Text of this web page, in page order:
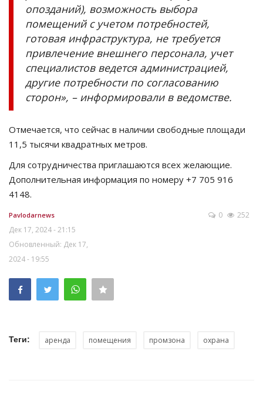
опозданий), возможность выбора
помещений с учетом потребностей,
готовая инфраструктура, не требуется
привлечение внешнего персонала, учет
специалистов ведется администрацией,
другие потребности по согласованию
сторон», – информировали в ведомстве.
Отмечается, что сейчас в наличии свободные площади
11,5 тысячи квадратных метров.
Для сотрудничества приглашаются всех желающие.
Дополнительная информация по номеру +7 705 916
4148.
Pavlodarnews
Дек 17, 2024 - 21:15
Обновленный: Дек 17,
2024 - 19:55
0 252
Теги: аренда помещения промзона охрана